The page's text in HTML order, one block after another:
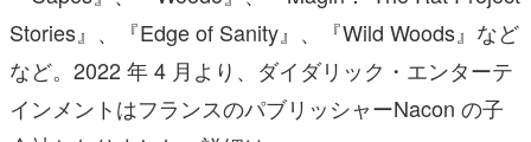
Stories』、『Edge of Sanity』、『Wild Woods』など
など。2022 年 4 月より、ダイダリック・エンターテ
インメントはフランスのパブリッシャーNacon の子